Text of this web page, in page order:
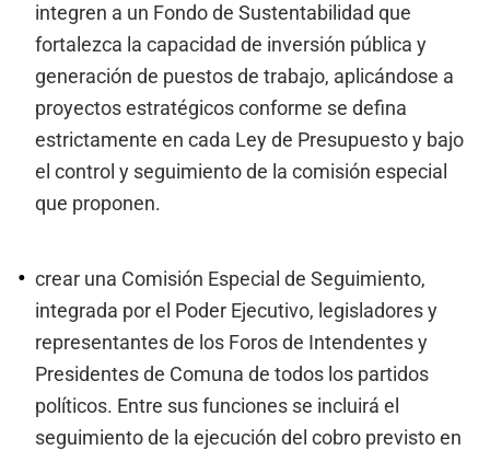
integren a un Fondo de Sustentabilidad que
fortalezca la capacidad de inversión pública y
generación de puestos de trabajo, aplicándose a
proyectos estratégicos conforme se defina
estrictamente en cada Ley de Presupuesto y bajo
el control y seguimiento de la comisión especial
que proponen.
crear una Comisión Especial de Seguimiento,
integrada por el Poder Ejecutivo, legisladores y
representantes de los Foros de Intendentes y
Presidentes de Comuna de todos los partidos
políticos. Entre sus funciones se incluirá el
seguimiento de la ejecución del cobro previsto en